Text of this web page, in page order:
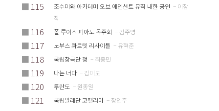
■ 115 조수미와 아카데미 오브 에인션트 뮤직 내한 공연 – 이장
직
■ 116 폴 루이스 피아노 독주회 – 김주영
■ 117 노부스 콰르텟 리사이틀 – 유혁준
■ 118 국립창극단 청 – 최종민
■ 119 나는 너다 – 김미도
■ 120 투란도 – 원종원
■ 121 국립발레단 코펠리아 – 장인주